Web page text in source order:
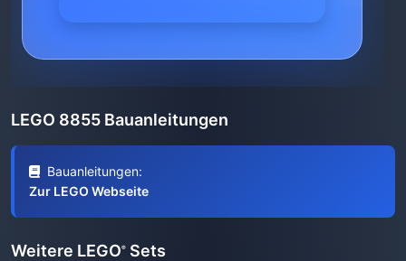
LEGO 8855 Bauanleitungen
Bauanleitungen:
Zur LEGO Webseite
Weitere LEGO® Sets